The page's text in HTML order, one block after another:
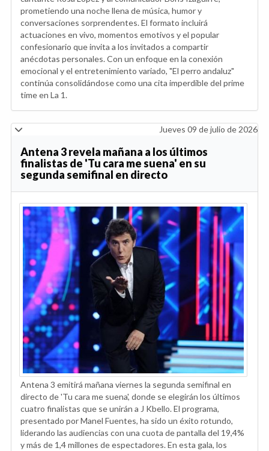
prometiendo una noche llena de música, humor y
conversaciones sorprendentes. El formato incluirá
actuaciones en vivo, momentos emotivos y el popular
confesionario que invita a los invitados a compartir
anécdotas personales. Con un enfoque en la conexión
emocional y el entretenimiento variado, "El perro andaluz"
continúa consolidándose como una cita imperdible del prime
time en La 1.
Jueves 09 de julio de 2026
Antena 3 revela mañana a los últimos
finalistas de 'Tu cara me suena' en su
segunda semifinal en directo
Antena 3 emitirá mañana viernes la segunda semifinal en
directo de 'Tu cara me suena', donde se elegirán los últimos
cuatro finalistas que se unirán a J Kbello. El programa,
presentado por Manel Fuentes, ha sido un éxito rotundo,
liderando las audiencias con una cuota de pantalla del 19,4%
y más de 1,4 millones de espectadores. En esta gala, los